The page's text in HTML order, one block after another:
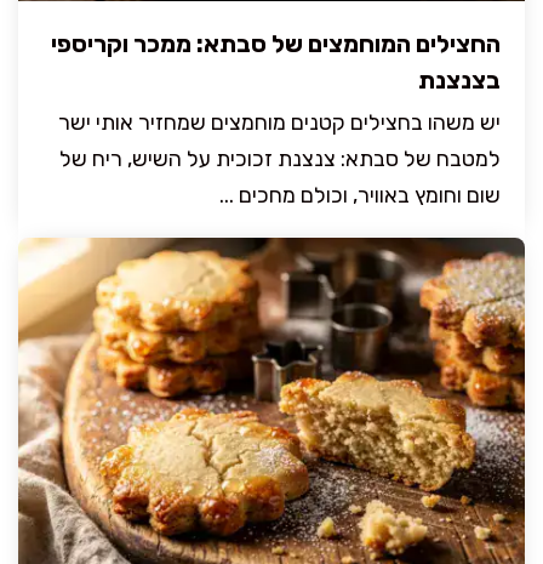
החצילים המוחמצים של סבתא: ממכר וקריספי
בצנצנת
יש משהו בחצילים קטנים מוחמצים שמחזיר אותי ישר
למטבח של סבתא: צנצנת זכוכית על השיש, ריח של
שום וחומץ באוויר, וכולם מחכים ...